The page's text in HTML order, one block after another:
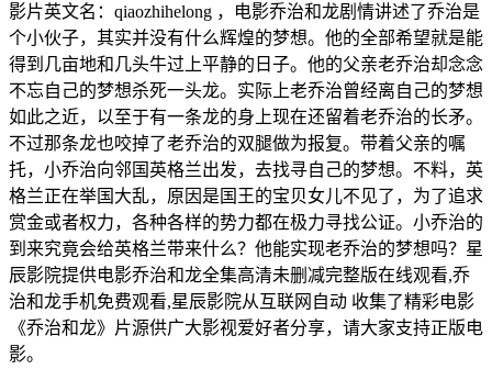
影片英文名：qiaozhihelong ，电影乔治和龙剧情讲述了乔治是
个小伙子，其实并没有什么辉煌的梦想。他的全部希望就是能
得到几亩地和几头牛过上平静的日子。他的父亲老乔治却念念
不忘自己的梦想杀死一头龙。实际上老乔治曾经离自己的梦想
如此之近，以至于有一条龙的身上现在还留着老乔治的长矛。
不过那条龙也咬掉了老乔治的双腿做为报复。带着父亲的嘱
托，小乔治向邻国英格兰出发，去找寻自己的梦想。不料，英
格兰正在举国大乱，原因是国王的宝贝女儿不见了，为了追求
赏金或者权力，各种各样的势力都在极力寻找公证。小乔治的
到来究竟会给英格兰带来什么？他能实现老乔治的梦想吗？星
辰影院提供电影乔治和龙全集高清未删减完整版在线观看,乔
治和龙手机免费观看,星辰影院从互联网自动 收集了精彩电影
《乔治和龙》片源供广大影视爱好者分享，请大家支持正版电
影。